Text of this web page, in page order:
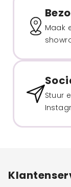
Maak
Stuur